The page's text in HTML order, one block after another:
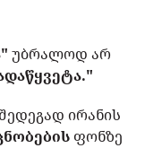
უბრალოდ არ
ირანის
ფონზე